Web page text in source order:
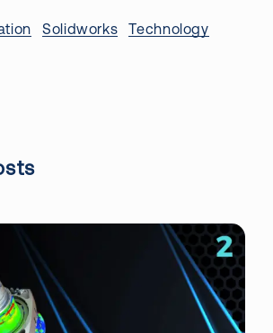
Solidworks
Technology